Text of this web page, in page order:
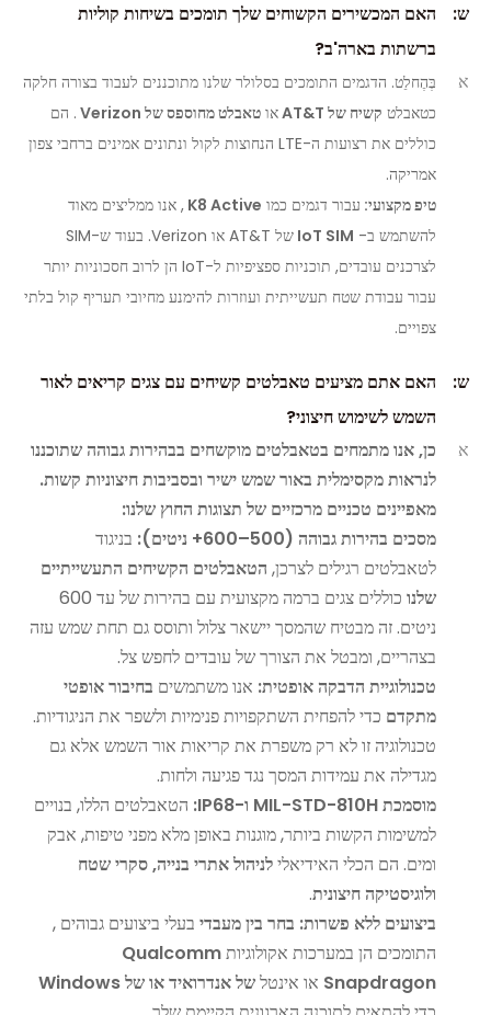
ש:
האם המכשירים הקשוחים שלך תומכים בשיחות קוליות
ברשתות בארה'ב?
א
בְּהֶחלֵט. הדגמים התומכים בסלולר שלנו מתוכננים לעבוד בצורה חלקה
כטאבלט קשיח של AT&T או טאבלט מחוספס של Verizon
. הם
כוללים את רצועות ה-LTE הנחוצות לקול ונתונים אמינים ברחבי צפון
אמריקה.
טיפ מקצועי: עבור דגמים כמו K8 Active , אנו ממליצים מאוד
להשתמש ב- IoT SIM
של AT&T או Verizon. בעוד ש-SIM
לצרכנים עובדים, תוכניות ספציפיות ל-IoT הן לרוב חסכוניות יותר
עבור עבודת שטח תעשייתית ועוזרות להימנע מחיובי תעריף קול בלתי
צפויים.
ש:
האם אתם מציעים טאבלטים קשיחים עם צגים קריאים לאור
השמש לשימוש חיצוני?
א
כן, אנו מתמחים בטאבלטים מוקשחים בבהירות גבוהה שתוכננו
לנראות מקסימלית באור שמש ישיר ובסביבות חיצוניות קשות.
מאפיינים טכניים מרכזיים של תצוגות החוץ שלנו:
מסכים בהירות גבוהה (500–600+ ניטים):
בניגוד
לטאבלטים רגילים לצרכן, הטאבלטים הקשיחים התעשייתיים
שלנו
כוללים צגים ברמה מקצועית עם בהירות של עד 600
ניטים. זה מבטיח שהמסך יישאר צלול ותוסס גם תחת שמש עזה
בצהריים, ומבטל את הצורך של עובדים לחפש צל.
טכנולוגיית הדבקה אופטית: אנו משתמשים בחיבור אופטי
מתקדם כדי להפחית השתקפויות פנימיות ולשפר את הניגודיות.
טכנולוגיה זו לא רק משפרת את קריאות אור השמש אלא גם
מגדילה את עמידות המסך נגד פגיעה ולחות.
מוסמכת MIL-STD-810H ו-IP68:
הטאבלטים הללו, בנויים
למשימות הקשות ביותר, מוגנות באופן מלא מפני טיפות, אבק
ומים. הם הכלי האידיאלילניהול אתרי בנייה, סקרי שטח
ולוגיסטיקה חיצונית.
ביצועים ללא פשרות: בחר בין מעבדי בעלי ביצועים גבוהים ,
התומכים הן במערכות אקולוגיותQualcomm
Snapdragon או אינטלשל אנדרואיד או של Windows